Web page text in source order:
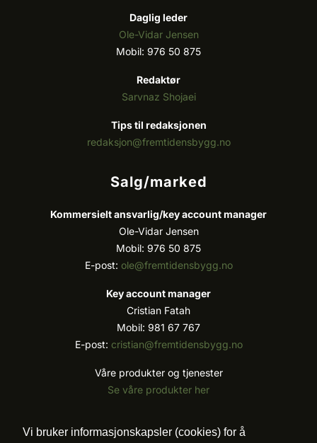
Vi bruker informasjonskapsler (cookies) for å
Daglig leder
Ole-Vidar Jensen
Mobil: 976 50 875
Redaktør
Sarvnaz Shojaei
Tips til redaksjonen
redaksjon@fremtidensbygg.no
Salg/marked
Kommersielt ansvarlig/key account manager
Ole-Vidar Jensen
Mobil: 976 50 875
E-post: ole@fremtidensbygg.no
Key account manager
Cristian Fatah
Mobil: 981 67 767
E-post: cristian@fremtidensbygg.no
Våre produkter og tjenester
Se våre produkter her
Følg oss: